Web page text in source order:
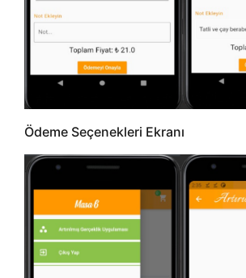
Ödeme Seçenekleri Ekranı